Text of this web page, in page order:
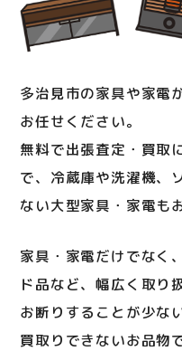
多治見市の家具や家電
お任せください。
無料で出張査定・買取
で、冷蔵庫や洗濯機、
ない大型家具・家電も
家具・家電だけでなく
ド品など、幅広く取り
お断りすることが少な
買取りできないお品物